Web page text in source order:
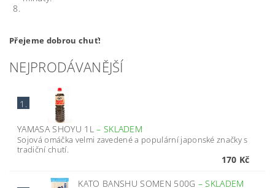
Přejeme dobrou chuť!
NEJPRODÁVANĚJŠÍ
1.
YAMASA SHOYU 1L– SKLADEM
Sojová omáčka velmi zavedené a populární japonské značky s
tradiční chutí.
170 Kč
KATO BANSHU SOMEN 500G – SKLADEM